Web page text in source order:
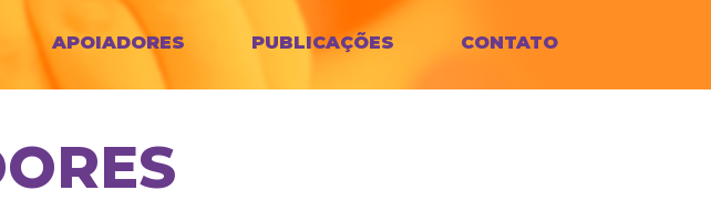
APOIADORES PUBLICAÇÕES CONTATO